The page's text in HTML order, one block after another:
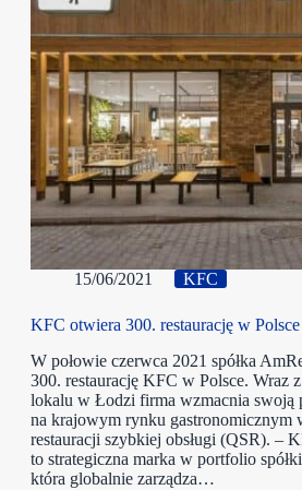
15/06/2021 KFC
KFC otwiera 300. restaurację w Polsce
W połowie czerwca 2021 spółka
300. restaurację KFC w Polsce. Wraz
lokalu w Łodzi firma wzmacnia swoją
na krajowym rynku gastronomicznym
restauracji szybkiej obsługi (QSR). –
to strategiczna marka w portfolio
która globalnie zarządza…